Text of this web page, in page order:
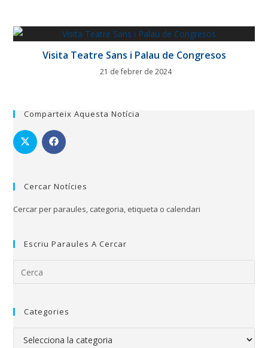
Visita Teatre Sans i Palau de Congresos
21 de febrer de 2024
Comparteix Aquesta Notícia
Cercar Notícies
Cercar per paraules, categoria, etiqueta o calendari
Escriu Paraules A Cercar
Categories